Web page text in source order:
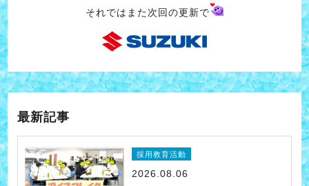
それではまた次回の更新で
最新記事
採用教育活動
2026.08.06